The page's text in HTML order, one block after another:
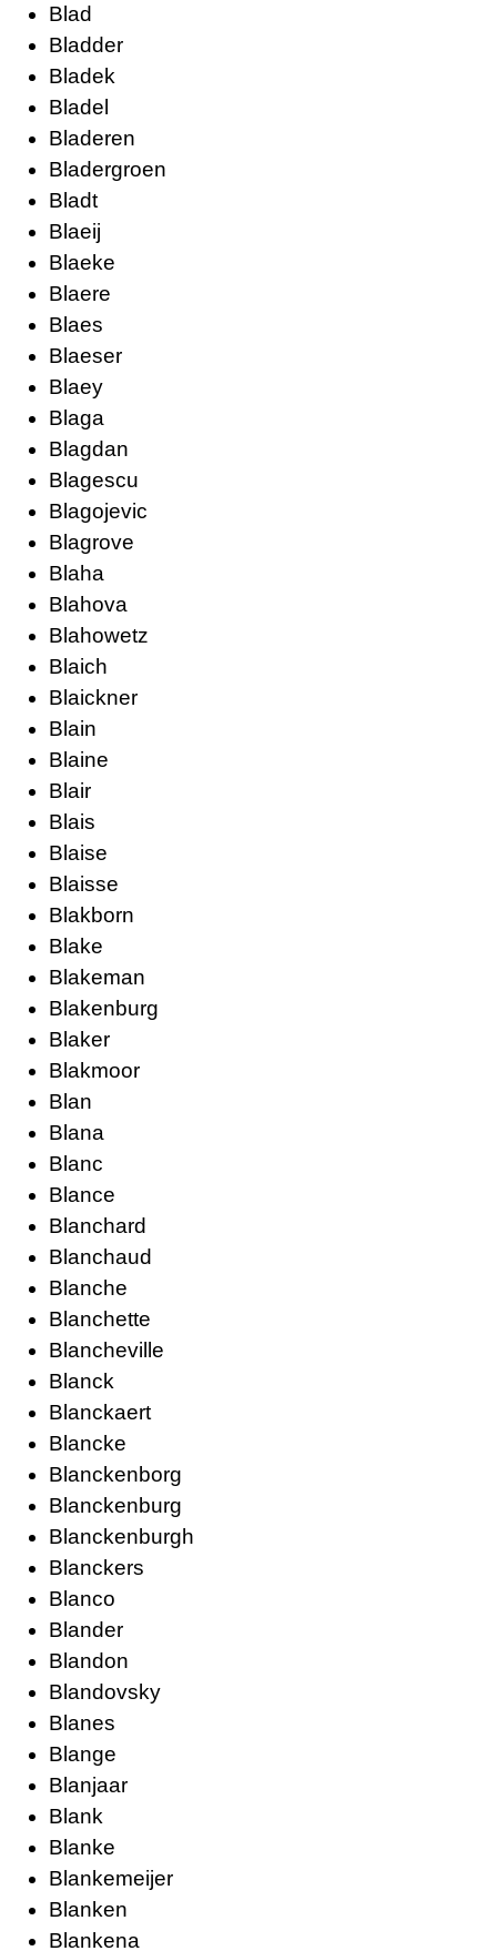
Blad
Bladder
Bladek
Bladel
Bladeren
Bladergroen
Bladt
Blaeij
Blaeke
Blaere
Blaes
Blaeser
Blaey
Blaga
Blagdan
Blagescu
Blagojevic
Blagrove
Blaha
Blahova
Blahowetz
Blaich
Blaickner
Blain
Blaine
Blair
Blais
Blaise
Blaisse
Blakborn
Blake
Blakeman
Blakenburg
Blaker
Blakmoor
Blan
Blana
Blanc
Blance
Blanchard
Blanchaud
Blanche
Blanchette
Blancheville
Blanck
Blanckaert
Blancke
Blanckenborg
Blanckenburg
Blanckenburgh
Blanckers
Blanco
Blander
Blandon
Blandovsky
Blanes
Blange
Blanjaar
Blank
Blanke
Blankemeijer
Blanken
Blankena